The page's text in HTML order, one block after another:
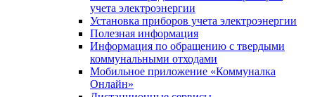
учета электроэнергии
Установка приборов учета электроэнергии
Полезная информация
Информация по обращению с твердыми
коммунальными отходами
Мобильное приложение «Коммуналка
Онлайн»